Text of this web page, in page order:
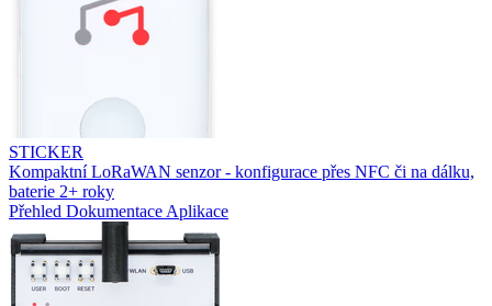
STICKER
Kompaktní LoRaWAN senzor - konfigurace přes NFC či na dálku,
baterie 2+ roky
Přehled Dokumentace Aplikace